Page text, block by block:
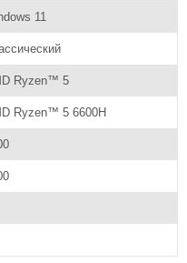
11
Ryzen™ 5
Ryzen™ 5 6600H